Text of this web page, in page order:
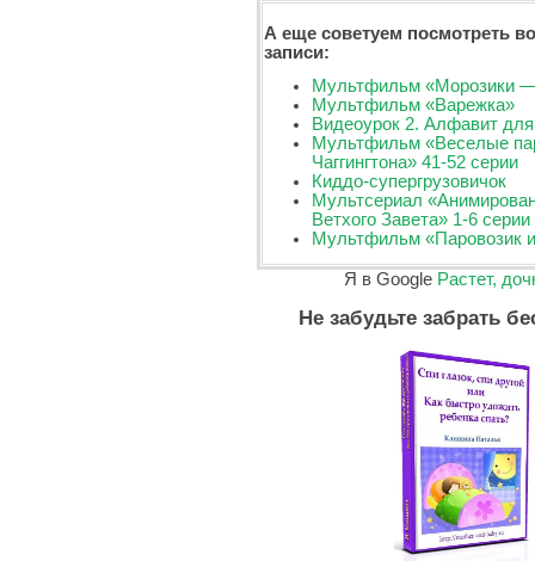
А еще советуем посмотреть
записи:
Мультфильм «Морозики
Мультфильм «Варежка»
Видеоурок 2. Алфавит
Мультфильм «Веселые
Чаггингтона» 41-52 серии
Киддо-супергрузовичок
Мультсериал
Ветхого Завета» 1-6 серии
Мультфильм «Паровозик
Я в Google Растет,
Не забудьте забрать